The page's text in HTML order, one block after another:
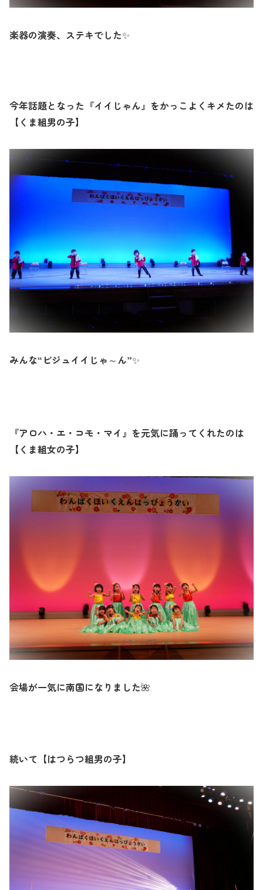
楽器の演奏、ステキでした✨
今年話題となった『イイじゃん』をかっこよくキメたのは
【くま組男の子】
みんな“ビジュイイじゃ～ん”✨
『アロハ・エ・コモ・マイ』を元気に踊ってくれたのは
【くま組女の子】
会場が一気に南国になりました🌺
続いて【はつらつ組男の子】